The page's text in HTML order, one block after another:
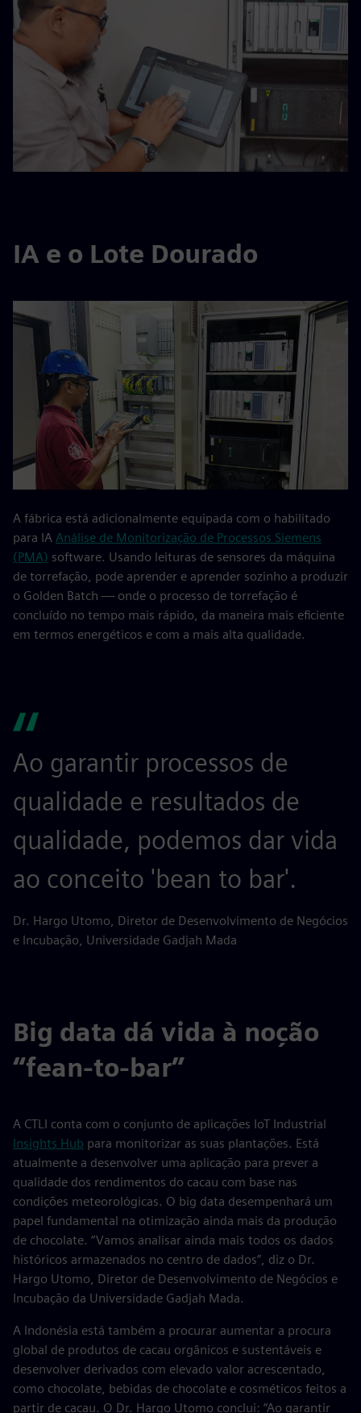
IA e o Lote Dourado
A fábrica está adicionalmente equipada com o habilitado
para IA Análise de Monitorização de Processos Siemens
(PMA) software. Usando leituras de sensores da máquina
de torrefação, pode aprender e aprender sozinho a produzir
o Golden Batch — onde o processo de torrefação é
concluído no tempo mais rápido, da maneira mais eficiente
em termos energéticos e com a mais alta qualidade.
Ao garantir processos de
qualidade e resultados de
qualidade, podemos dar vida
ao conceito 'bean to bar'.
Dr. Hargo Utomo, Diretor de Desenvolvimento de Negócios
e Incubação, Universidade Gadjah Mada
Big data dá vida à noção
“fean-to-bar”
A CTLI conta com o conjunto de aplicações IoT Industrial
Insights Hub para monitorizar as suas plantações. Está
atualmente a desenvolver uma aplicação para prever a
qualidade dos rendimentos do cacau com base nas
condições meteorológicas. O big data desempenhará um
papel fundamental na otimização ainda mais da produção
de chocolate. “Vamos analisar ainda mais todos os dados
históricos armazenados no centro de dados”, diz o Dr.
Hargo Utomo, Diretor de Desenvolvimento de Negócios e
Incubação da Universidade Gadjah Mada.
A Indonésia está também a procurar aumentar a procura
global de produtos de cacau orgânicos e sustentáveis e
desenvolver derivados com elevado valor acrescentado,
como chocolate, bebidas de chocolate e cosméticos feitos a
partir de cacau. O Dr. Hargo Utomo conclui: “Ao garantir